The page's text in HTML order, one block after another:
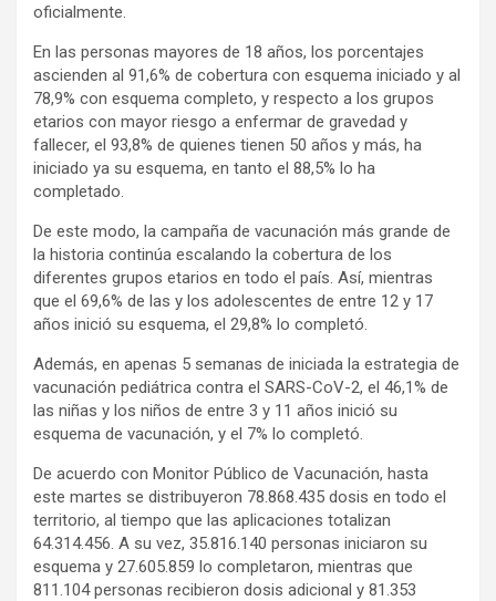
oficialmente.
En las personas mayores de 18 años, los porcentajes
ascienden al 91,6% de cobertura con esquema iniciado y al
78,9% con esquema completo, y respecto a los grupos
etarios con mayor riesgo a enfermar de gravedad y
fallecer, el 93,8% de quienes tienen 50 años y más, ha
iniciado ya su esquema, en tanto el 88,5% lo ha
completado.
De este modo, la campaña de vacunación más grande de
la historia continúa escalando la cobertura de los
diferentes grupos etarios en todo el país. Así, mientras
que el 69,6% de las y los adolescentes de entre 12 y 17
años inició su esquema, el 29,8% lo completó.
Además, en apenas 5 semanas de iniciada la estrategia de
vacunación pediátrica contra el SARS-CoV-2, el 46,1% de
las niñas y los niños de entre 3 y 11 años inició su
esquema de vacunación, y el 7% lo completó.
De acuerdo con Monitor Público de Vacunación, hasta
este martes se distribuyeron 78.868.435 dosis en todo el
territorio, al tiempo que las aplicaciones totalizan
64.314.456. A su vez, 35.816.140 personas iniciaron su
esquema y 27.605.859 lo completaron, mientras que
811.104 personas recibieron dosis adicional y 81.353